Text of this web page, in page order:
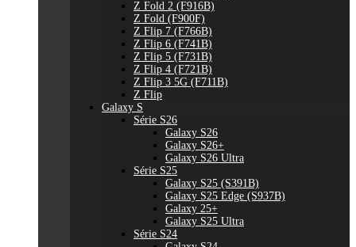
Z Fold 2 (F916B)
Z Fold (F900F)
Z Flip 7 (F766B)
Z Flip 6 (F741B)
Z Flip 5 (F731B)
Z Flip 4 (F721B)
Z Flip 3 5G (F711B)
Z Flip
Galaxy S
Série S26
Galaxy S26
Galaxy S26+
Galaxy S26 Ultra
Série S25
Galaxy S25 (S391B)
Galaxy S25 Edge (S937B)
Galaxy 25+
Galaxy S25 Ultra
Série S24